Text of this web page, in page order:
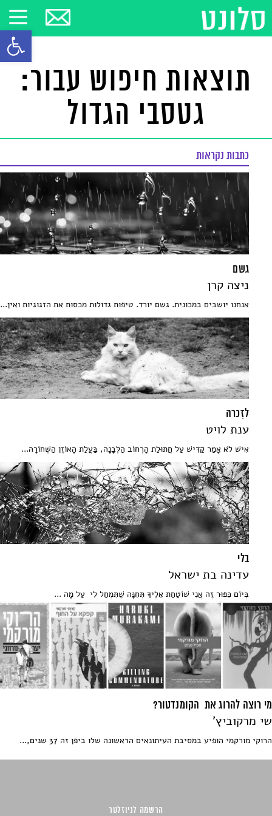
פתח
תוצאות חיפוש עבור:
גטסבי הגדול
כתבות נקראות
גשם
ניצה קרן
אנחנו יושבים במכונית. גשם יורד. טיפות גדולות מכסות את הזגוגיות ואין...
לזִכרהּ
ענת לויט
אִישׁ לֹא אָמַר קַדִּישׁ עַל חֲתוּלַת הָרְחוֹב הַלְּבָנָה, בַּעֲלַת הָאוֹזֶן הַשְּׁחוֹרָה...
בלי
עדינה בת ישראל
בְּיוֹם כִּפּוּר זֶה אֲנִי שׁוֹטַחַת אֵלֶיךָ תְּחִנָּה שֶׁתִּמְחַל לִי עַל מָה ...
מי רוצה להרוג את הקומנדטור?
שי מרקוביץ'
הרוקי מורקמי הופיע במסיבת העיתונאים הראשונה שלו ביפן זה 37 שנים,...
הרשמה לניוזלטר